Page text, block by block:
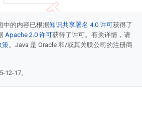
中的内容已根据知识共享署名 4.0 许可获得了
Apache 2.0 许可获得了许可。有关详情，请
策。Java 是 Oracle 和/或其关联公司的注册商
12-17。